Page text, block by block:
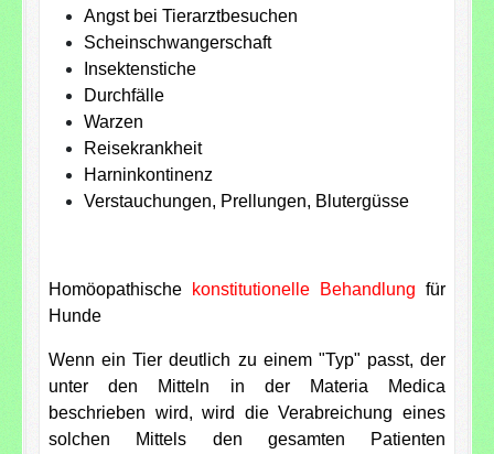
Angst bei Tierarztbesuchen
Scheinschwangerschaft
Insektenstiche
Durchfälle
Warzen
Reisekrankheit
Harninkontinenz
Verstauchungen, Prellungen, Blutergüsse
Homöopathischekonstitutionelle Behandlung für
Hunde
Wenn ein Tier deutlich zu einem "Typ" passt, der
unter den Mitteln in der Materia Medica
beschrieben wird, wird die Verabreichung eines
solchen Mittels den gesamten Patienten